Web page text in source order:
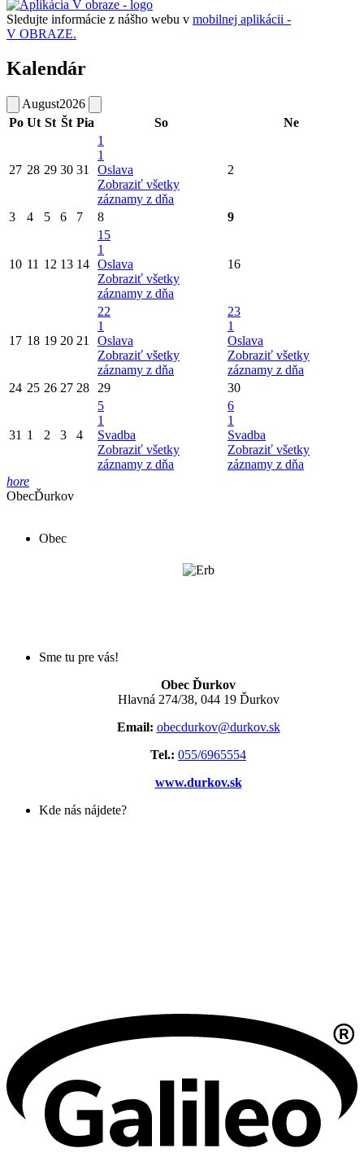
Sledujte informácie z nášho webu v mobilnej aplikácii -
V OBRAZE.
Kalendár
August2026
Po Ut St Št Pia So Ne
27 28 29 30 31
1
1
Oslava
Zobraziť všetky
záznamy z dňa
2
3 4 5 6 7 8 9
10 11 12 13 14
15
1
Oslava
Zobraziť všetky
záznamy z dňa
16
17 18 19 20 21
22
1
Oslava
Zobraziť všetky
záznamy z dňa
23
1
Oslava
Zobraziť všetky
záznamy z dňa
24 25 26 27 28 29 30
31 1 2 3 4
5
1
Svadba
Zobraziť všetky
záznamy z dňa
6
1
Svadba
Zobraziť všetky
záznamy z dňa
hore
ObecĎurkov
Obec
Sme tu pre vás!
Obec Ďurkov
Hlavná 274/38, 044 19 Ďurkov
Email: obecdurkov@durkov.sk
Tel.: 055/6965554
www.durkov.sk
Kde nás nájdete?